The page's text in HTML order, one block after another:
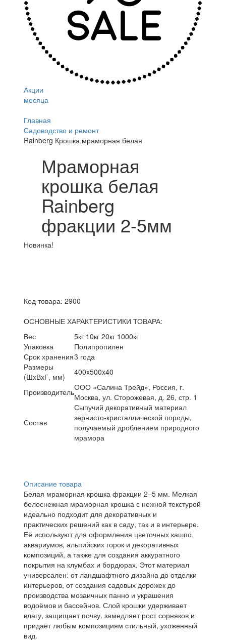
Акции
месяца
Главная
Садоводство и ремонт
Rainberg Крошка мраморная белая
Мраморная
крошка белая
Rainberg
фракции 2-5мм
Новинка!
Код товара: 2900
ОСНОВНЫЕ ХАРАКТЕРИСТИКИ ТОВАРА:
Вес
5кг 10кг 20кг 1000кг
Упаковка
Полипропилен
Срок хранения3 года
Размеры
(ШхВхГ, мм)
400x500x40
ПроизводительООО «Салина Трейд», Россия, г.
Москва, ул. Сторожевая, д. 26, стр. 1
Состав
Сыпучий декоративный материал
зернисто-кристаллической породы,
получаемый дроблением природного
мрамора
Описание товара
Белая мраморная крошка фракции 2–5 мм. Мелкая
белоснежная мраморная крошка с нежной текстурой
идеально подходит для декоративных и
практических решений как в саду, так и в интерьере.
Её используют для оформления цветочных кашпо,
аквариумов, альпийских горок и декоративных
композиций, а также для создания аккуратного
покрытия на клумбах и бордюрах. Этот материал
универсален: от ландшафтного дизайна до отделки
интерьеров, от создания садовых дорожек до
производства мозаичных панно и украшения
водоёмов и бассейнов. Слой крошки удерживает
влагу, защищает почву, замедляет рост сорняков и
придаёт любым композициям стильный, ухоженный
вид.